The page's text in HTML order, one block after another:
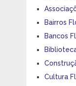
Bairros
Bancos
Cultura